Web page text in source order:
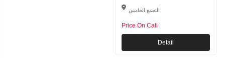
التجمع الخامس
Price On Call
Detail